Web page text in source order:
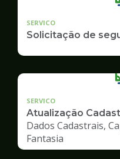
SERVICO
Solicitação de
SERVICO
Atualização
Dados Cadastrais,
Fantasia